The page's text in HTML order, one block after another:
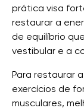
prática visa
restaurar a
de equilíbrio
vestibular e a
Para restaurar
exercícios de
musculares,